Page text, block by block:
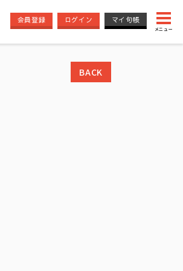
会員登録 ログイン マイ句帳
メニュー
BACK